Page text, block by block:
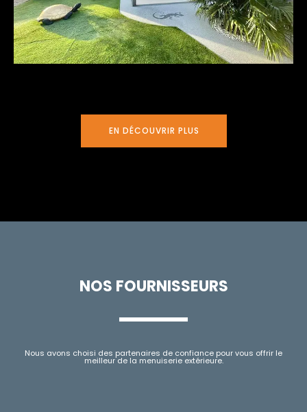
EN DÉCOUVRIR PLUS
NOS FOURNISSEURS
Nous avons choisi des partenaires de confiance pour vous offrir le
meilleur de la menuiserie extérieure.